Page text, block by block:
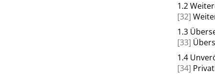
1.2
[32]
1.3
[33]
1.4
[34]